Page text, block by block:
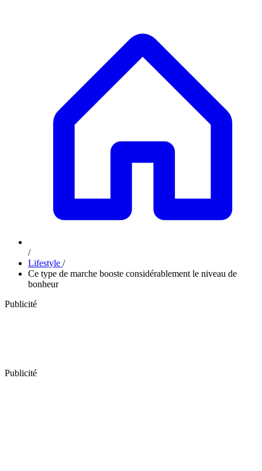
/
Lifestyle /
Ce type de marche booste considérablement le niveau de
bonheur
Publicité
Publicité